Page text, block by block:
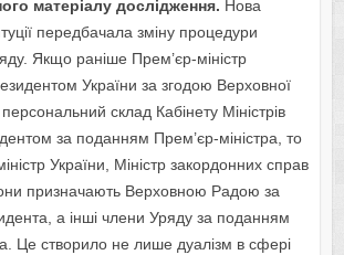
матеріалу дослідження. Нова
передбачала зміну процедури
Якщо раніше Прем’єр-міністр
України за згодою Верховної
склад Кабінету Міністрів
за поданням Прем’єр-міністра, то
України, Міністр закордонних справ
призначають Верховною Радою за
а інші члени Уряду за поданням
Це створило не лише дуалізм в сфері